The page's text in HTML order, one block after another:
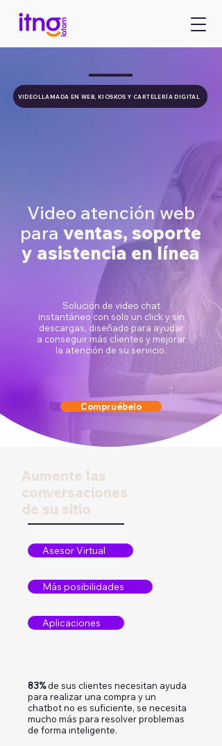
VIDEOLLAMADA EN WEB, KIOSKOS Y CARTELERÍA DIGITAL
Video atención web
para ventas, soporte
y asistencia en línea
Solución de video chat
instantáneo con solo un click y sin
descargas, diseñado para ayudar
a conseguir más clientes y mejorar
la atención de su servicio.
Compruébelo
Aumente las
conversaciones
de su sitio
Asesor Virtual
Más posibilidades
Aplicaciones
83%de sus clientes necesitan ayuda
para realizar una compra y un
chatbot no es suficiente, se necesita
mucho más para resolver problemas
de forma inteligente.